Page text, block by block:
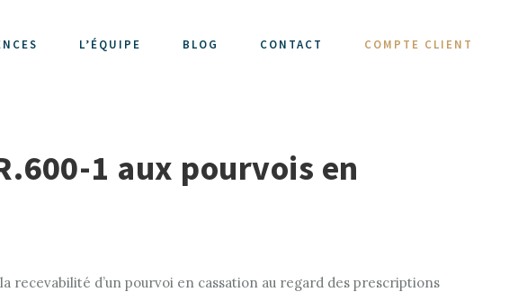
L’ÉQUIPE BLOG CONTACT COMPTE CLIENT
1 aux pourvois en
recevabilité d’un pourvoi en cassation au regard des prescriptions